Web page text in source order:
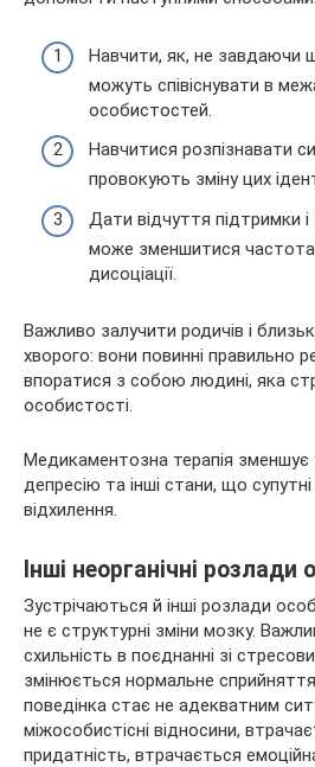
Навчити, як, не завдаючи
можуть співіснувати в
особистостей.
Навчитися розпізнавати
провокують зміну цих
Дати відчуття підтримки
може зменшитися частота
дисоціації.
Важливо залучити родичів і
хворого: вони повинні правильно
впоратися з собою людині, яка
особистості.
Медикаментозна терапія зменшує
депресію та інші стани, що
відхилення.
Інші неорганічні розлади
Зустрічаються й інші розлади
не є структурні зміни мозку.
схильність в поєднанні зі
змінюється нормальне
поведінка стає не адекватним
міжособистісні відносини,
придатність, втрачається